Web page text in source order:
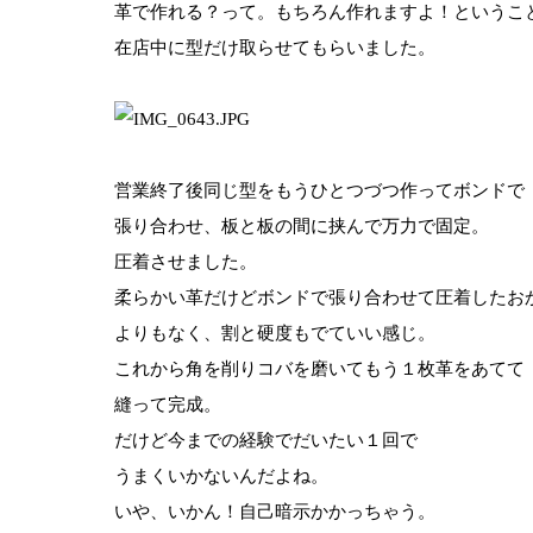
革で作れる？って。もちろん作れますよ！というこ
在店中に型だけ取らせてもらいました。
営業終了後同じ型をもうひとつづつ作ってボンドで
張り合わせ、板と板の間に挟んで万力で固定。
圧着させました。
柔らかい革だけどボンドで張り合わせて圧着したお
よりもなく、割と硬度もでていい感じ。
これから角を削りコバを磨いてもう１枚革をあてて
縫って完成。
だけど今までの経験でだいたい１回で
うまくいかないんだよね。
いや、いかん！自己暗示かかっちゃう。